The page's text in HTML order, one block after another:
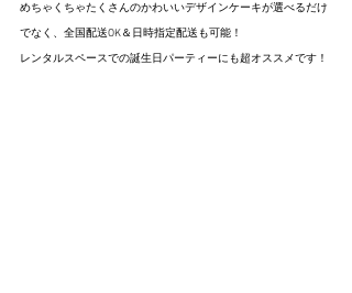
めちゃくちゃたくさんのかわいいデザインケーキが選べるだけ
でなく、全国配送OK＆日時指定配送も可能！
レンタルスペースでの誕生日パーティーにも超オススメです！